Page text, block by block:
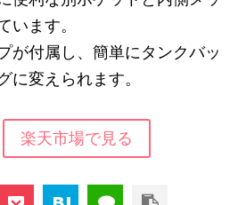
います。
が付属し、簡単にタンクバッ
に変えられます。
楽天市場で見る